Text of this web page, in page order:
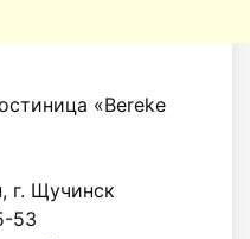
«Bereke
г. Щучинск
53